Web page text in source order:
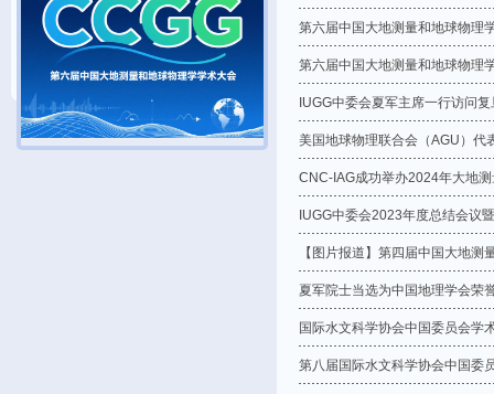
第六届中国大地测量和地球物理
第六届中国大地测量和地球物理
IUGG中委会夏军主席一行访问
美国地球物理联合会（AGU）代
CNC-IAG成功举办2024年大地
IUGG中委会2023年度总结会议
【图片报道】第四届中国大地
夏军院士当选为中国地理学会荣
国际水文科学协会中国委员会学
第八届国际水文科学协会中国委
新闻动态
通知公告